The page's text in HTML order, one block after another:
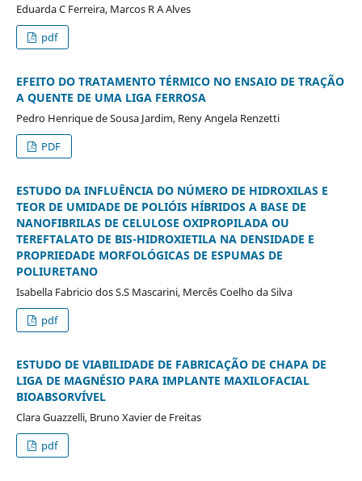
Eduarda C Ferreira, Marcos R A Alves
pdf
EFEITO DO TRATAMENTO TÉRMICO NO ENSAIO DE TRAÇÃO
A QUENTE DE UMA LIGA FERROSA
Pedro Henrique de Sousa Jardim, Reny Angela Renzetti
PDF
ESTUDO DA INFLUÊNCIA DO NÚMERO DE HIDROXILAS E
TEOR DE UMIDADE DE POLIÓIS HÍBRIDOS A BASE DE
NANOFIBRILAS DE CELULOSE OXIPROPILADA OU
TEREFTALATO DE BIS-HIDROXIETILA NA DENSIDADE E
PROPRIEDADE MORFOLÓGICAS DE ESPUMAS DE
POLIURETANO
Isabella Fabricio dos S.S Mascarini, Mercês Coelho da Silva
pdf
ESTUDO DE VIABILIDADE DE FABRICAÇÃO DE CHAPA DE
LIGA DE MAGNÉSIO PARA IMPLANTE MAXILOFACIAL
BIOABSORVÍVEL
Clara Guazzelli, Bruno Xavier de Freitas
pdf